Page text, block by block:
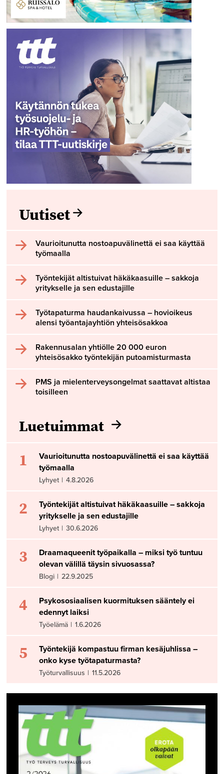
Uutiset
Vaurioitunutta nostoapuvälinettä ei saa käyttää
työmaalla
Työntekijät altistuivat häkäkaasuille – sakkoja
yritykselle ja sen edustajille
Työtapaturma haudankaivussa – hovioikeus
alensi työantajayhtiön yhteisösakkoa
Rakennusalan yhtiölle 20 000 euron
yhteisösakko työntekijän putoamisturmasta
PMS ja mielenterveysongelmat saattavat altistaa
toisilleen
Luetuimmat
1
Vaurioitunutta nostoapuvälinettä ei saa käyttää
työmaalla
Lyhyet | 4.8.2026
2
Työntekijät altistuivat häkäkaasuille – sakkoja
yritykselle ja sen edustajille
Lyhyet | 30.6.2026
3
Draamaqueenit työpaikalla – miksi työ tuntuu
olevan välillä täysin sivuosassa?
Blogi | 22.9.2025
4
Psykososiaalisen kuormituksen sääntely ei
edennyt laiksi
Työelämä | 1.6.2026
5
Työntekijä kompastuu firman kesäjuhlissa –
onko kyse työtapaturmasta?
Työturvallisuus | 11.5.2026